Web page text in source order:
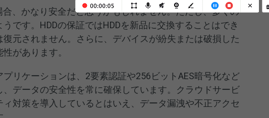
、かなり安全だと思うかもしれません。ただし、多くの
です。HDDの保証ではHDDを新品に交換することはでき
復元されません。さらに、デバイスが紛失または破損した
があります。
リケーションは、2要素認証や256ビットAES暗号化など
データの安全性を常に確保しています。クラウドサービ
対策を導入しているとはいえ、データ漏洩や不正アクセ